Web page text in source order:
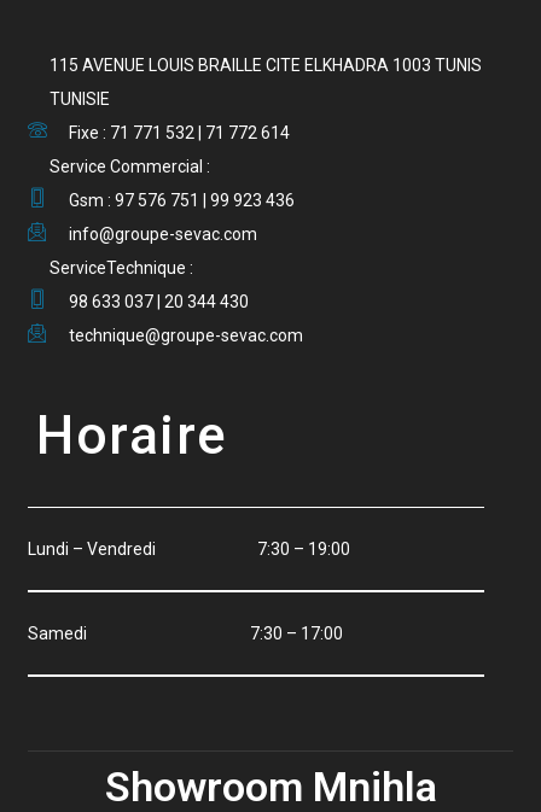
115 AVENUE LOUIS BRAILLE CITE ELKHADRA 1003 TUNIS
TUNISIE
Fixe : 71 771 532 | 71 772 614
Service Commercial :
Gsm : 97 576 751 | 99 923 436
info@groupe-sevac.com
ServiceTechnique :
98 633 037 | 20 344 430
technique@groupe-sevac.com
Horaire
Lundi – Vendredi 7:30 – 19:00
Samedi 7:30 – 17:00
Showroom Mnihla